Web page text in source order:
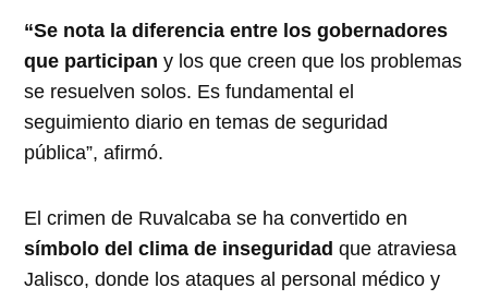
“Se nota la diferencia entre los gobernadores
que participan y los que creen que los problemas
se resuelven solos. Es fundamental el
seguimiento diario en temas de seguridad
pública”, afirmó.
El crimen de Ruvalcaba se ha convertido en
símbolo del clima de inseguridad que atraviesa
Jalisco, donde los ataques al personal médico y